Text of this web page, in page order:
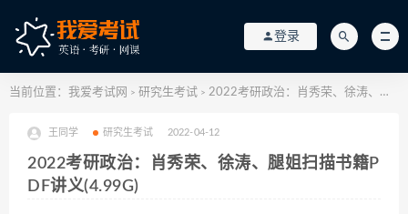
登录
当前位置： 我爱考试网 > 研究生考试 > 2022考研政治：肖秀荣、徐涛、腿姐扫描书籍PDF讲义(4.99G)
王同学 研究生考试 2022-04-12
2022考研政治：肖秀荣、徐涛、腿姐扫描书籍P
DF讲义(4.99G)